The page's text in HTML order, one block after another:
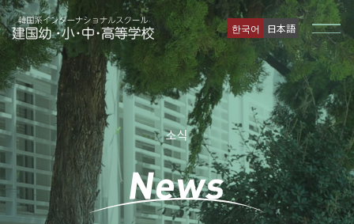
한국어 日本語